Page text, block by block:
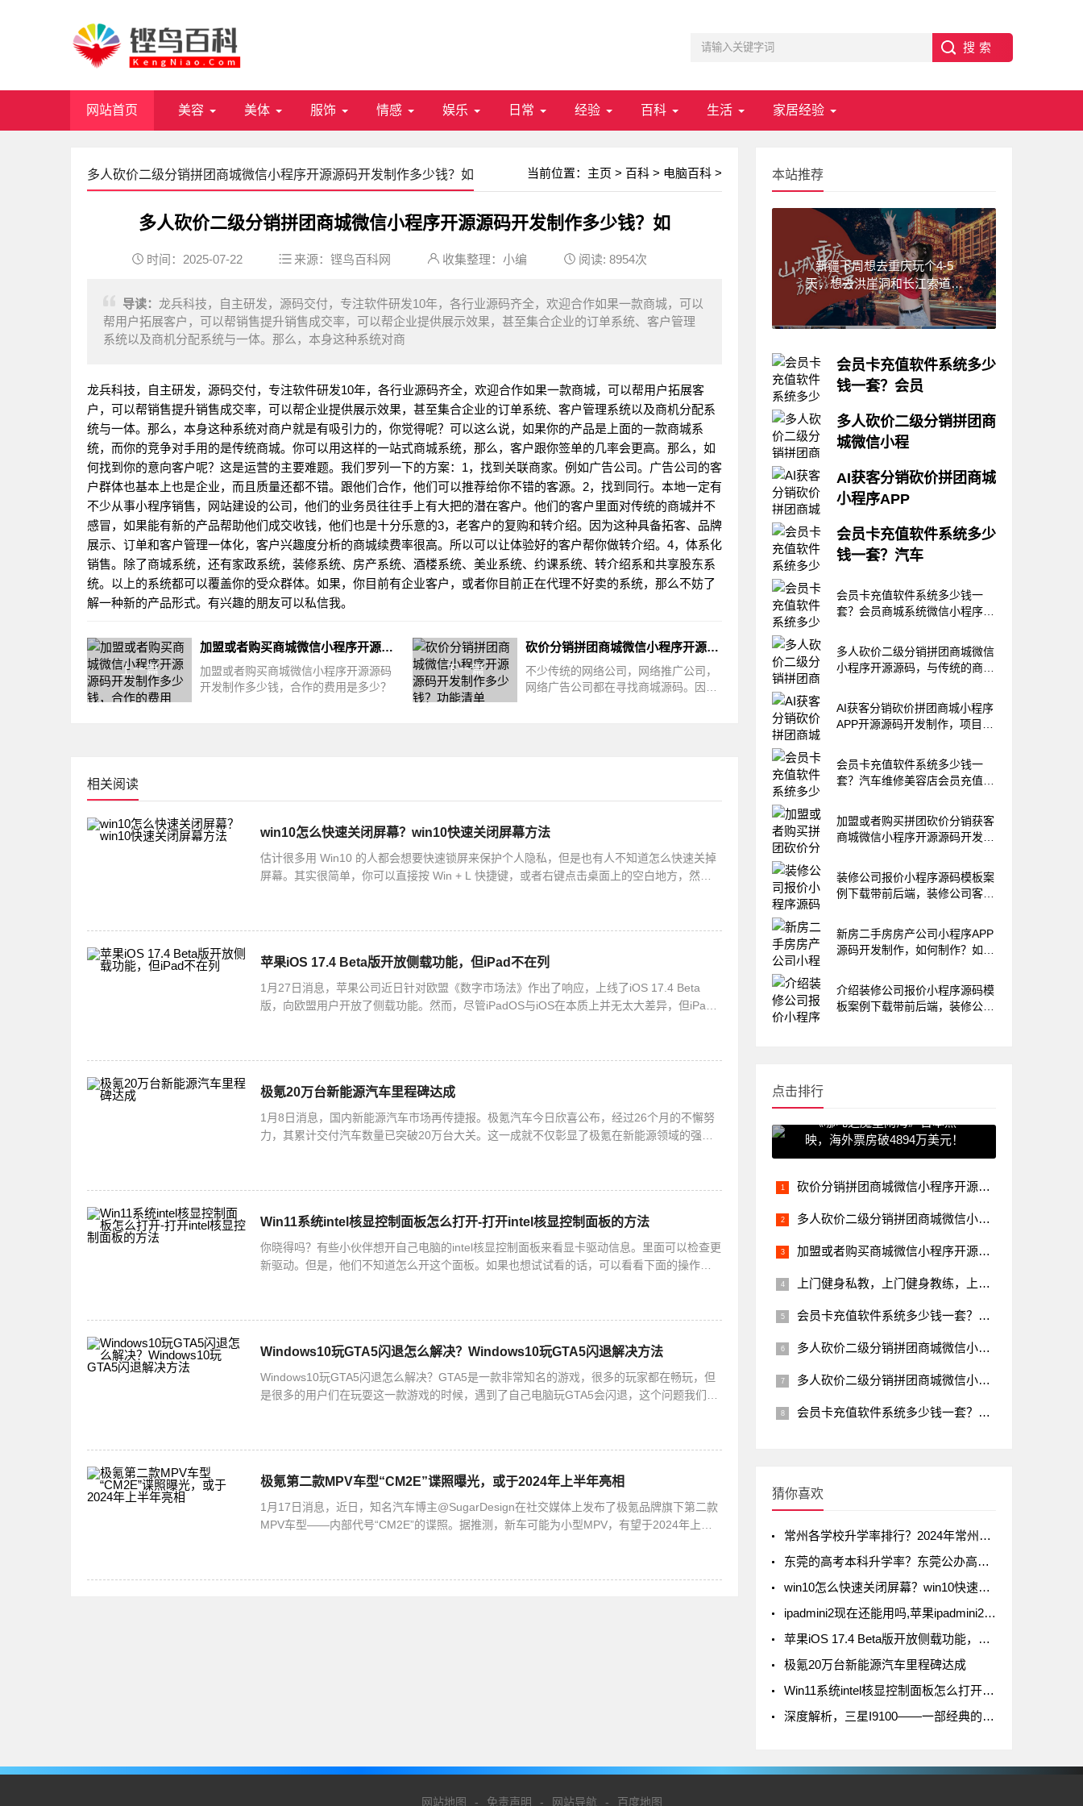
网站首页 美容 美体 服饰 情感 娱乐 日常 经验 百科 生活 家居经验
当前位置： 主页 > 百科 > 电脑百科 >
多人砍价二级分销拼团商城微信小程序开源源码开发制作多少钱？如
多人砍价二级分销拼团商城微信小程序开源源码开发制作多少钱？如
时间：2025-07-22 来源： 铿鸟百科网 收集整理：小编 阅读: 8954次
导读： 龙兵科技，自主研发，源码交付，专注软件研发10年，各行业源码齐全，欢迎合作如果一款商城，可以
帮用户拓展客户，可以帮销售提升销售成交率，可以帮企业提供展示效果，甚至集合企业的订单系统、客户管理
系统以及商机分配系统与一体。那么，本身这种系统对商
龙兵科技，自主研发，源码交付，专注软件研发10年，各行业源码齐全，欢迎合作如果一款商城，可以帮用户拓展客
户，可以帮销售提升销售成交率，可以帮企业提供展示效果，甚至集合企业的订单系统、客户管理系统以及商机分配系
统与一体。那么，本身这种系统对商户就是有吸引力的，你觉得呢？可以这么说，如果你的产品是上面的一款商城系
统，而你的竞争对手用的是传统商城。你可以用这样的一站式商城系统，那么，客户跟你签单的几率会更高。那么，如
何找到你的意向客户呢？这是运营的主要难题。我们罗列一下的方案：1，找到关联商家。例如广告公司。广告公司的客
户群体也基本上也是企业，而且质量还都不错。跟他们合作，他们可以推荐给你不错的客源。2，找到同行。本地一定有
不少从事小程序销售，
网站建设的公司，他们的业务员往往手上有大把的潜在客户。他们的客户里面对传统的商城并不
感冒，如果能有新的产品帮助他们成交收钱，他们也是十分乐意的3，老客户的复购和转介绍。因为这种具备拓客、品牌
展示、订单和客户管理一体化，客户兴趣度分析的商城续费率很高。所以可以让体验好的客户帮你做转介绍。4，体系化
销售。除了商城系统，还有家政系统，装修系统、房产系统、酒楼系统、美业系统、约课系统、转介绍系和共享股东系
统。以上的系统都可以覆盖你的受众群体。如果，你目前有企业客户，或者你目前正在代理不好卖的系统，那么不妨了
解一种新的产品形式。有兴趣的朋友可以私信我。
上一篇
加盟或者购买商城微信小程序开源源码开发制作多少钱，合作的费用
加盟或者购买商城微信小程序开源源码
开发制作多少钱，合作的费用是多少？
下一篇
砍价分销拼团商城微信小程序开源源码开发制作多少钱？功能清单
不少传统的网络公司，网络推广公司，
网络广告公司都在寻找商城源码。因为
相关阅读
win10怎么快速关闭屏幕？win10快速关闭屏幕方法
估计很多用 Win10 的人都会想要快速锁屏来保护个人隐私，但是也有人不知道怎么快速关掉
屏幕。其实很简单，你可以直接按 Win + L 快捷键，或者右键点击桌面上的空白地方，然后
苹果iOS 17.4 Beta版开放侧载功能，但iPad不在列
1月27日消息，苹果公司近日针对欧盟《数字市场法》作出了响应，上线了iOS 17.4 Beta
版，向欧盟用户开放了侧载功能。然而，尽管iPadOS与iOS在本质上并无太大差异，但iPad
极氪20万台新能源汽车里程碑达成
1月8日消息，国内新能源汽车市场再传捷报。极氪汽车今日欣喜公布，经过26个月的不懈努
力，其累计交付汽车数量已突破20万台大关。这一成就不仅彰显了极氪在新能源领域的强劲
Win11系统intel核显控制面板怎么打开-打开intel核显控制面板的方法
你晓得吗？有些小伙伴想开自己电脑的intel核显控制面板来看显卡驱动信息。里面可以检查更
新驱动。但是，他们不知道怎么开这个面板。如果也想试试看的话，可以看看下面的操作方
Windows10玩GTA5闪退怎么解决？Windows10玩GTA5闪退解决方法
Windows10玩GTA5闪退怎么解决？GTA5是一款非常知名的游戏，很多的玩家都在畅玩，但
是很多的用户们在玩耍这一款游戏的时候，遇到了自己电脑玩GTA5会闪退，这个问题我们怎
极氪第二款MPV车型“CM2E”谍照曝光，或于2024年上半年亮相
1月17日消息，近日，知名汽车博主@SugarDesign在社交媒体上发布了极氪品牌旗下第二款
MPV车型——内部代号“CM2E”的谍照。据推测，新车可能为小型MPV，有望于2024年上半
本站推荐
新疆下周想去重庆玩个4-5
天，想去洪崖洞和长江索道，
武隆天坑,求一份重庆旅游攻
略！费用不要太高?
会员卡充值软件系统多少
钱一套？会员
龙兵科技，自主研发，专注软件
行业10年，各行业源码齐全，欢
迎同行咨询！《龙兵会员营销系
题，帮你洞察顾客的意向，帮你
去做会员的管理和跟进，帮你去
做会员的种草和软文营销，帮你
去监督员工推广执行，这样的会
员管理系统，你想
多人砍价二级分销拼团商
城微信小程
龙兵科技，自主研发，源码交
付，专注软件研发10年，各行业
源码齐全，欢迎合作龙兵一站式
在哪儿？为什么说，龙兵一站式
商城的续费率更高，更能解决商
户的问题，可以给企业和商户带
商城的网络公司，
AI获客分销砍价拼团商城
小程序APP
龙兵科技，自主研发，源码交
付，专注软件研发10年，各行业
源码齐全，欢迎合作昨天，杭州
流工作。宋总是在2019年，就
跟我们合作了产品的一家网络销
售公司。宋总曾经代理过很多款
是被产品公司的
会员卡充值软件系统多少
钱一套？汽车
付，专注软件研发10年，各行业
源码齐全，欢迎合作这个洗车美
值，充值1000元，送200元打
蜡，返500元，充值全返，挑战
年赚16万？一个汽车美容店的神
流和现金流
会员卡充值软件系统多少钱一
套？会员商城系统微信小程序开
多人砍价二级分销拼团商城微信
小程序开源源码，与传统的商城
AI获客分销砍价拼团商城小程序
APP开源源码开发制作，项目投
会员卡充值软件系统多少钱一
套？汽车维修美容店会员充值方
加盟或者购买拼团砍价分销获客
商城微信小程序开源源码开发制
装修公司报价小程序源码模板案
例下载带前后端，装修公司客户
新房二手房房产公司小程序APP
源码开发制作，如何制作？如何
介绍装修公司报价小程序源码模
板案例下载带前后端，装修公司
点击排行
《哪吒之魔童闹海》日本热
映，海外票房破4894万美元！
砍价分销拼团商城微信小程序开源源码开发制作多少钱？功能清单
多人砍价二级分销拼团商城微信小程序开源源码开发制作多少钱？如
加盟或者购买商城微信小程序开源源码开发制作多少钱，合作的费用
上门健身私教，上门健身教练，上门教练APP小程序系统源码开发
会员卡充值软件系统多少钱一套？会员商城系统微信小程序开源源码
多人砍价二级分销拼团商城微信小程序开源源码，与传统的商城有什
多人砍价二级分销拼团商城微信小程序开源源码，与传统的商城有什
会员卡充值软件系统多少钱一套？桶装水会员充值方案微信小程序开
猜你喜欢
常州各学校升学率排行？2024年常州初中升学率排名
东莞的高考本科升学率？东莞公办高中录取率有多少
win10怎么快速关闭屏幕？win10快速关闭屏幕方法
ipadmini2现在还能用吗,苹果ipadmini2现在还能用吗
苹果iOS 17.4 Beta版开放侧载功能，但iPad不在列
极氪20万台新能源汽车里程碑达成
Win11系统intel核显控制面板怎么打开-打开intel核显控制面板的方法
深度解析，三星I9100——一部经典的智能手机传奇
网站地图 - 免责声明 - 网站导航 - 百度地图